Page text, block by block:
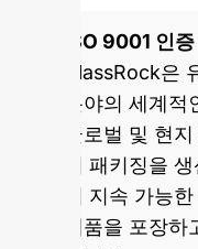
ISO 9001 인
GlassRock은
분야의 세계
글로벌 및 현
리 패키징을
며 지속 가능
제품을 포장